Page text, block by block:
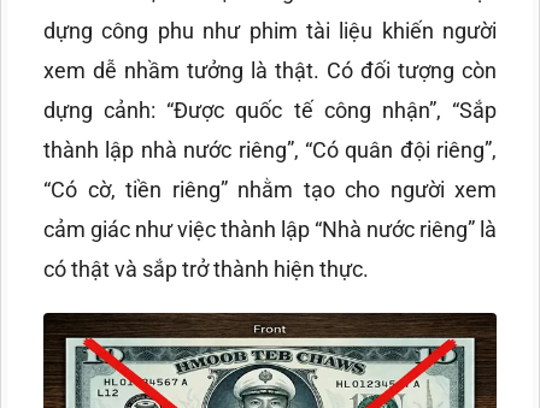
dựng công phu như phim tài liệu khiến người
xem dễ nhầm tưởng là thật. Có đối tượng còn
dựng cảnh: “Được quốc tế công nhận”, “Sắp
thành lập nhà nước riêng”, “Có quân đội riêng”,
“Có cờ, tiền riêng” nhằm tạo cho người xem
cảm giác như việc thành lập “Nhà nước riêng” là
có thật và sắp trở thành hiện thực.